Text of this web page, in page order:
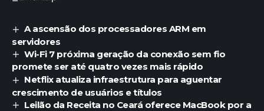
A ascensão dos processadores ARM em
servidores
Wi-Fi 7 próxima geração da conexão sem fio
promete ser até quatro vezes mais rápido
Netflix atualiza infraestrutura para aguentar
crescimento de usuários e títulos
Leilão da Receita no Ceará oferece MacBook por a